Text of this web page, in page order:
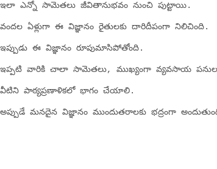
ఇలా ఎన్నో సామెతలు జీవితానుభవం నుంచి పుట్టాయి.
వందల ఏళ్లుగా ఈ విజ్ఞానం రైతులకు దారిదీపంగా నిలిచింది.
ఇప్పుడు ఈ విజ్ఞానం రూపుమాసిపోతోంది.
ఇప్పటి వారికి చాలా సామెతలు, ముఖ్యంగా వ్యవసాయ
వీటిని పాఠ్యప్రణాళికలో భాగం చేయాలి.
అప్పుడే మనదైన విజ్ఞానం ముందుతరాలకు భద్రంగా